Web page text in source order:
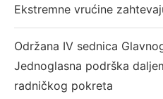
Ekstremne vrućine
Održana IV sednica
Jednoglasna podrška
radničkog pokreta